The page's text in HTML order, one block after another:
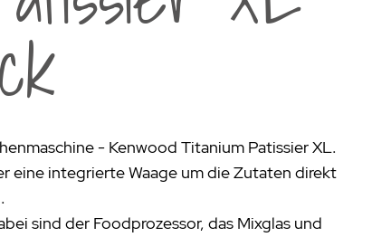
des Sens Körperpflege
>
- Kenwood Titanium Patissier XL.
eine integrierte Waage um die Zutaten direkt
sind der Foodprozessor, das Mixglas und